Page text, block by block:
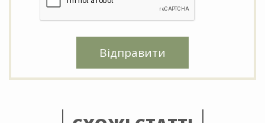
Відправити